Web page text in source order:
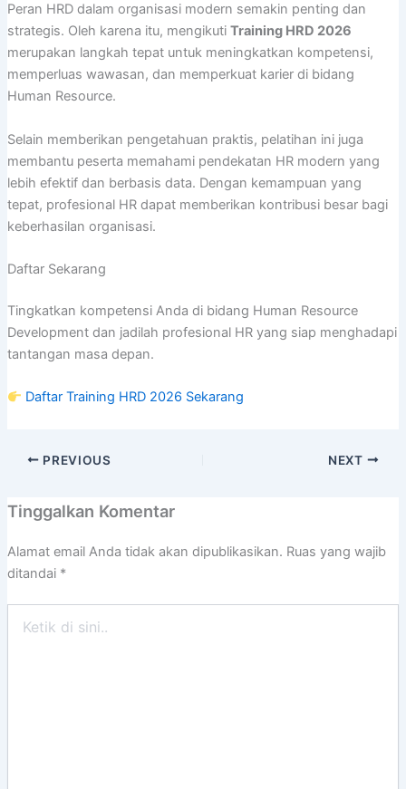
Peran HRD dalam organisasi modern semakin penting dan
strategis. Oleh karena itu, mengikuti Training HRD 2026
merupakan langkah tepat untuk meningkatkan kompetensi,
memperluas wawasan, dan memperkuat karier di bidang
Human Resource.
Selain memberikan pengetahuan praktis, pelatihan ini juga
membantu peserta memahami pendekatan HR modern yang
lebih efektif dan berbasis data. Dengan kemampuan yang
tepat, profesional HR dapat memberikan kontribusi besar bagi
keberhasilan organisasi.
Daftar Sekarang
Tingkatkan kompetensi Anda di bidang Human Resource
Development dan jadilah profesional HR yang siap menghadapi
tantangan masa depan.
Daftar Training HRD 2026 Sekarang
PREVIOUS NEXT
Tinggalkan Komentar
Alamat email Anda tidak akan dipublikasikan. Ruas yang wajib
ditandai *